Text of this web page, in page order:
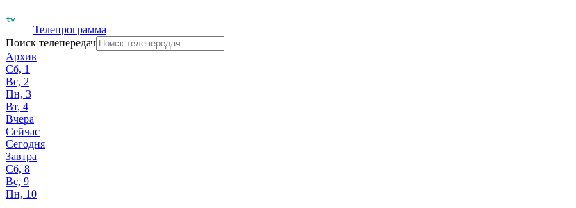
Телепрограмма
Поиск телепередач
Архив
Сб, 1
Вс, 2
Пн, 3
Вт, 4
Вчера
Сейчас
Сегодня
Завтра
Сб, 8
Вс, 9
Пн, 10